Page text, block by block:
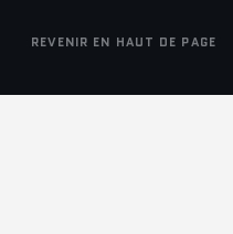
REVENIR EN HAUT DE PAGE